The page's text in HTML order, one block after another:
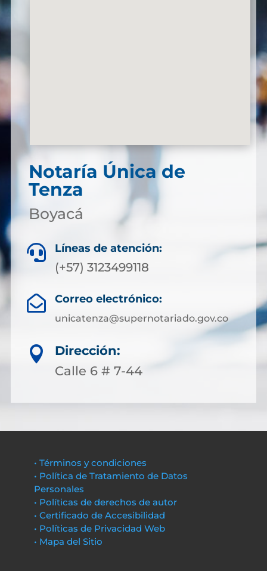
Notaría Única de
Tenza
Boyacá
 Líneas de atención:
(+57) 3123499118
 Correo electrónico:
unicatenza@supernotariado.gov.co

Dirección:
Calle 6 # 7-44
• Términos y condiciones
• Política de Tratamiento de Datos
Personales
• Políticas de derechos de autor
• Certificado de Accesibilidad
• Políticas de Privacidad Web
• Mapa del Sitio